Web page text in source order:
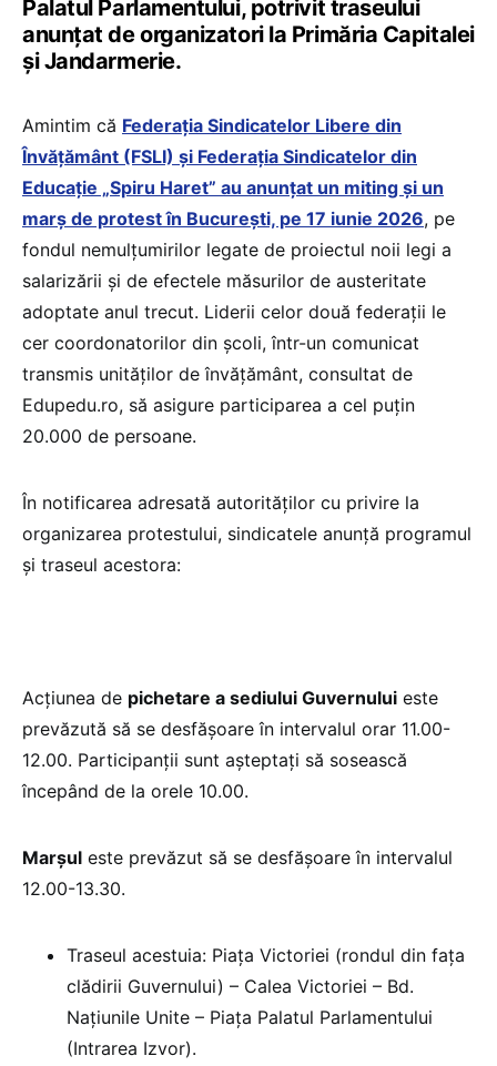
Palatul Parlamentului, potrivit traseului
anunțat de organizatori la Primăria Capitalei
și Jandarmerie.
Amintim că Federația Sindicatelor Libere din
Învățământ (FSLI) și Federația Sindicatelor din
Educație „Spiru Haret” au anunțat un miting și un
marș de protest în București, pe 17 iunie 2026, pe
fondul nemulțumirilor legate de proiectul noii legi a
salarizării și de efectele măsurilor de austeritate
adoptate anul trecut. Liderii celor două federații le
cer coordonatorilor din școli, într-un comunicat
transmis unităților de învățământ, consultat de
Edupedu.ro, să asigure participarea a cel puțin
20.000 de persoane.
În notificarea adresată autorităților cu privire la
organizarea protestului, sindicatele anunță programul
și traseul acestora:
Acțiunea de pichetare a sediului Guvernului este
prevăzută să se desfășoare în intervalul orar 11.00-
12.00. Participanții sunt așteptați să sosească
începând de la orele 10.00.
Marșul este prevăzut să se desfășoare în intervalul
12.00-13.30.
Traseul acestuia: Piața Victoriei (rondul din fața
clădirii Guvernului) – Calea Victoriei – Bd.
Națiunile Unite – Piața Palatul Parlamentului
(Intrarea Izvor).